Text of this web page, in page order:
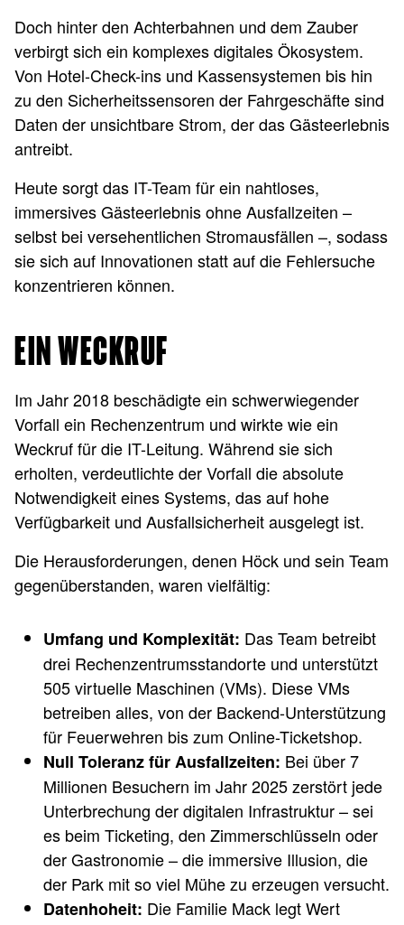
Doch hinter den Achterbahnen und dem Zauber
verbirgt sich ein komplexes digitales Ökosystem.
Von Hotel-Check-ins und Kassensystemen bis hin
zu den Sicherheitssensoren der Fahrgeschäfte sind
Daten der unsichtbare Strom, der das Gästeerlebnis
antreibt.
Heute sorgt das IT-Team für ein nahtloses,
immersives Gästeerlebnis ohne Ausfallzeiten –
selbst bei versehentlichen Stromausfällen –, sodass
sie sich auf Innovationen statt auf die Fehlersuche
konzentrieren können.
EIN WECKRUF
Im Jahr 2018 beschädigte ein schwerwiegender
Vorfall ein Rechenzentrum und wirkte wie ein
Weckruf für die IT-Leitung. Während sie sich
erholten, verdeutlichte der Vorfall die absolute
Notwendigkeit eines Systems, das auf hohe
Verfügbarkeit und Ausfallsicherheit ausgelegt ist.
Die Herausforderungen, denen Höck und sein Team
gegenüberstanden, waren vielfältig:
Umfang und Komplexität: Das Team betreibt
drei Rechenzentrumsstandorte und unterstützt
505 virtuelle Maschinen (VMs). Diese VMs
betreiben alles, von der Backend-Unterstützung
für Feuerwehren bis zum Online-Ticketshop.
Null Toleranz für Ausfallzeiten: Bei über 7
Millionen Besuchern im Jahr 2025 zerstört jede
Unterbrechung der digitalen Infrastruktur – sei
es beim Ticketing, den Zimmerschlüsseln oder
der Gastronomie – die immersive Illusion, die
der Park mit so viel Mühe zu erzeugen versucht.
Datenhoheit: Die Familie Mack legt Wert